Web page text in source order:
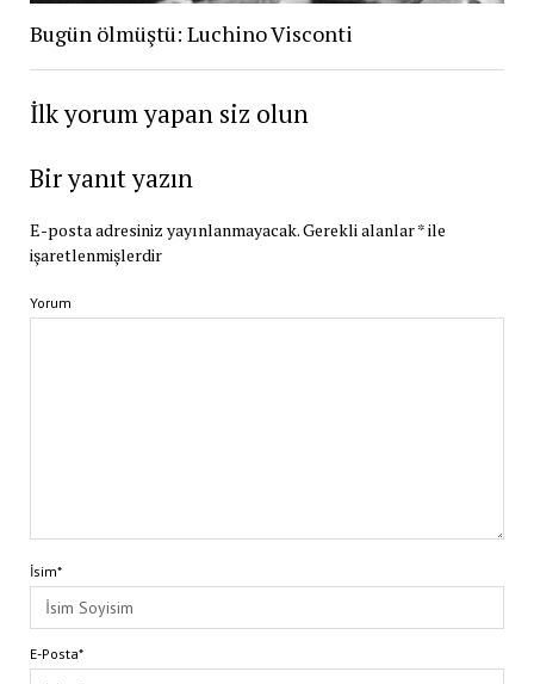
Bugün ölmüştü: Luchino Visconti
İlk yorum yapan siz olun
Bir yanıt yazın
E-posta adresiniz yayınlanmayacak.Gerekli alanlar*ile
işaretlenmişlerdir
Yorum
İsim*
E-Posta*